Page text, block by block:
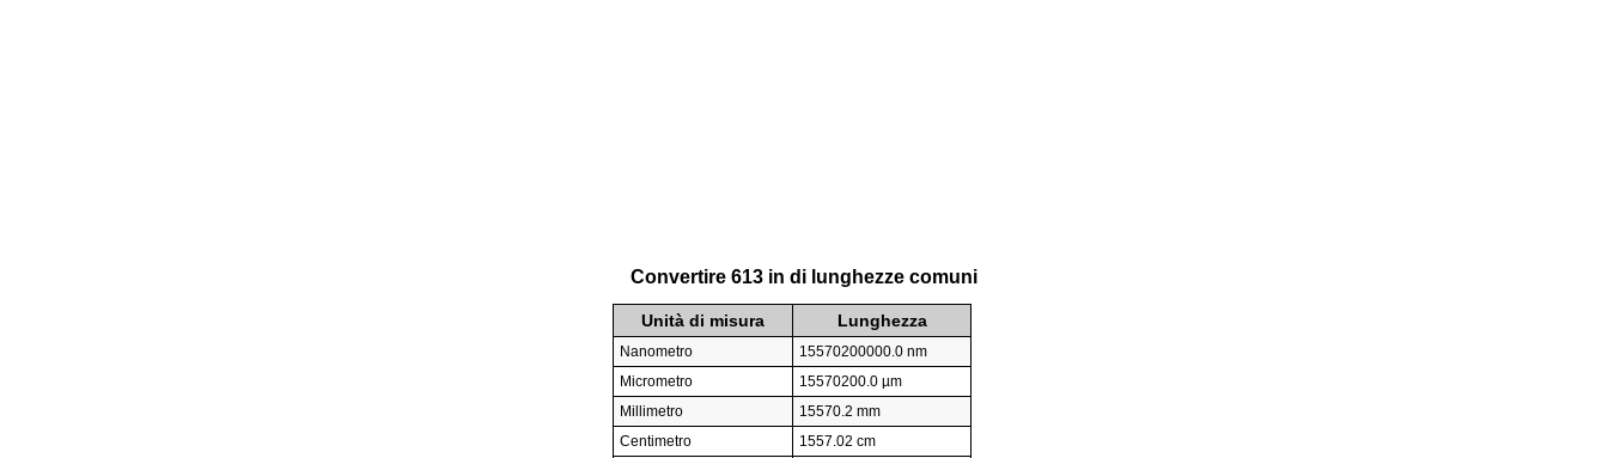
Convertire 613 in di lunghezze comuni
Unità di misura Lunghezza
Nanometro
15570200000.0 nm
Micrometro
15570200.0 µm
Millimetro
15570.2 mm
Centimetro
1557.02 cm